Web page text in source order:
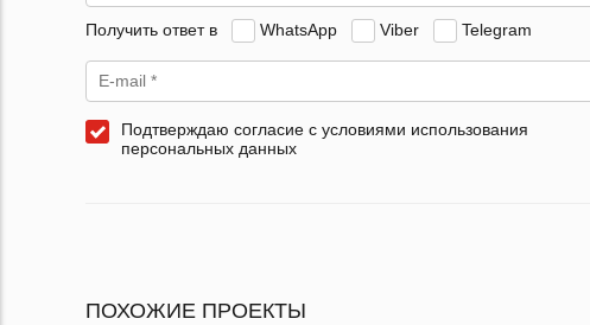
Получить ответ в WhatsApp Viber Telegram
Подтверждаю согласие с условиями использования
персональных данных
ПОХОЖИЕ ПРОЕКТЫ